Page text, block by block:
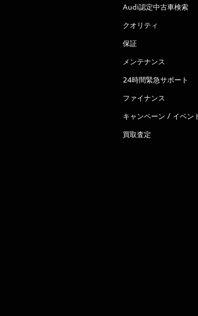
Audi認定中古車検索
クオリティ
保証
メンテナンス
24時間緊急サポート
ファイナンス
キャンペーン / イベン
買取査定